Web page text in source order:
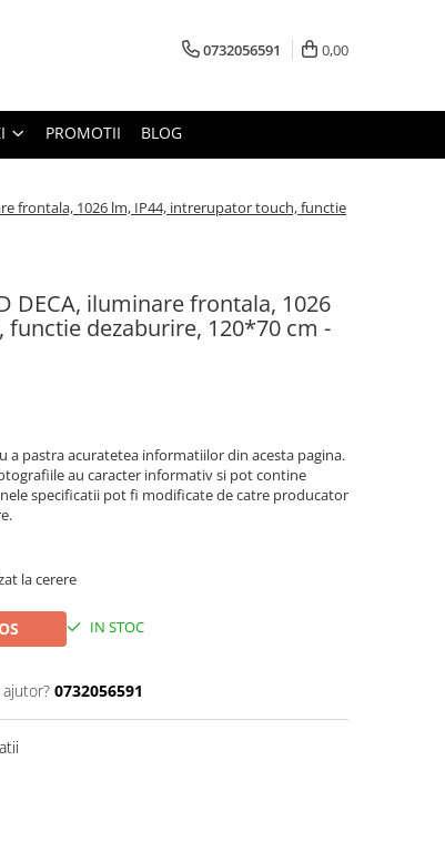
0732056591 0,00
PROMOTII BLOG
frontala, 1026 lm, IP44, intrerupator touch, functie
DECA, iluminare frontala, 1026
dezaburire, 120*70 cm -
pastra acuratetea informatiilor din acesta pagina.
au caracter informativ si pot contine
specificatii pot fi modificate de catre producator
la cerere
IN STOC
0732056591